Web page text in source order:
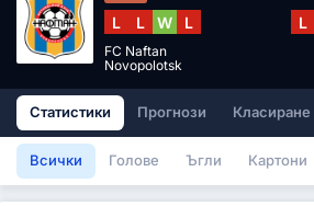
L L W L
FC Naftan
Novopolotsk
L
Статистики Прогнози Класиране
Всички Голове Ъгли Картони